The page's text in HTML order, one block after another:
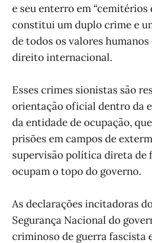
e seu enterro em “cemitérios
constitui um duplo crime e
de todos os valores humanos
direito internacional.
Esses crimes sionistas são
orientação oficial dentro da
da entidade de ocupação,
prisões em campos de
supervisão política direta de
ocupam o topo do governo.
As declarações incitadoras
Segurança Nacional do
criminoso de guerra fascista